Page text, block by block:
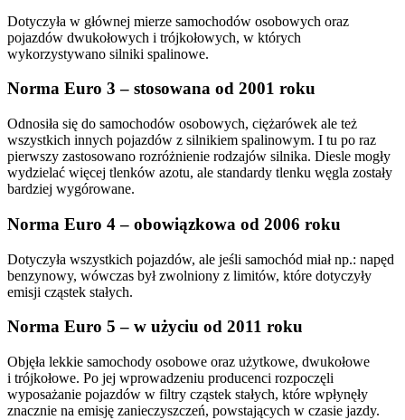
Dotyczyła w głównej mierze samochodów osobowych oraz
pojazdów dwukołowych i trójkołowych, w których
wykorzystywano silniki spalinowe.
Norma Euro 3 – stosowana od 2001 roku
Odnosiła się do samochodów osobowych, ciężarówek ale też
wszystkich innych pojazdów z silnikiem spalinowym. I tu po raz
pierwszy zastosowano rozróżnienie rodzajów silnika. Diesle mogły
wydzielać więcej tlenków azotu, ale standardy tlenku węgla zostały
bardziej wygórowane.
Norma Euro 4 – obowiązkowa od 2006 roku
Dotyczyła wszystkich pojazdów, ale jeśli samochód miał np.: napęd
benzynowy, wówczas był zwolniony z limitów, które dotyczyły
emisji cząstek stałych.
Norma Euro 5 – w użyciu od 2011 roku
Objęła lekkie samochody osobowe oraz użytkowe, dwukołowe
i trójkołowe. Po jej wprowadzeniu producenci rozpoczęli
wyposażanie pojazdów w filtry cząstek stałych, które wpłynęły
znacznie na emisję zanieczyszczeń, powstających w czasie jazdy.